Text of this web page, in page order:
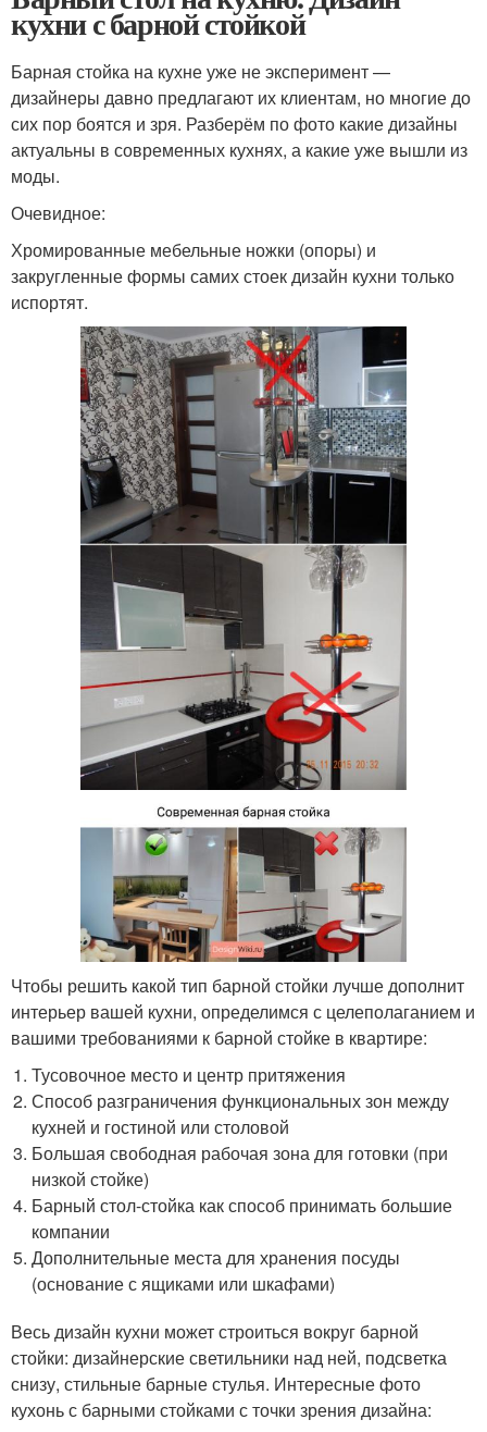
кухни с барной стойкой
Барная стойка на кухне уже не эксперимент —
дизайнеры давно предлагают их клиентам, но многие до
сих пор боятся и зря. Разберём по фото какие дизайны
актуальны в современных кухнях, а какие уже вышли из
моды.
Очевидное:
Хромированные мебельные ножки (опоры) и
закругленные формы самих стоек дизайн кухни только
испортят.
Чтобы решить какой тип барной стойки лучше дополнит
интерьер вашей кухни, определимся с целеполаганием и
вашими требованиями к барной стойке в квартире:
Тусовочное место и центр притяжения
Способ разграничения функциональных зон между
кухней и гостиной или столовой
Большая свободная рабочая зона для готовки (при
низкой стойке)
Барный стол-стойка как способ принимать большие
компании
Дополнительные места для хранения посуды
(основание с ящиками или шкафами)
Весь дизайн кухни может строиться вокруг барной
стойки: дизайнерские светильники над ней, подсветка
снизу, стильные барные стулья. Интересные фото
кухонь с барными стойками с точки зрения дизайна: